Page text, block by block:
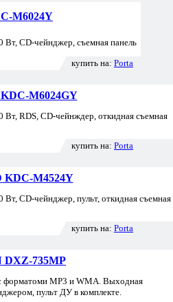
M6024Y
СD-чейнджер, съемная панель
купить на: Porta
M6024GY
RDS, CD-чейнждер, откидная съемная
купить на: Porta
KDC-M4524Y
СD-чейнджер, пульт, откидная съемная
купить на: Porta
DXZ-735MP
форматоми MP3 и WMA. Выходная
пульт ДУ в комплекте.